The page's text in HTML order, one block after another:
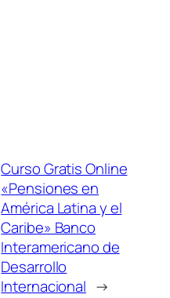
Curso Gratis Online
«Pensiones en
América Latina y el
Caribe» Banco
Interamericano de
Desarrollo
Internacional →